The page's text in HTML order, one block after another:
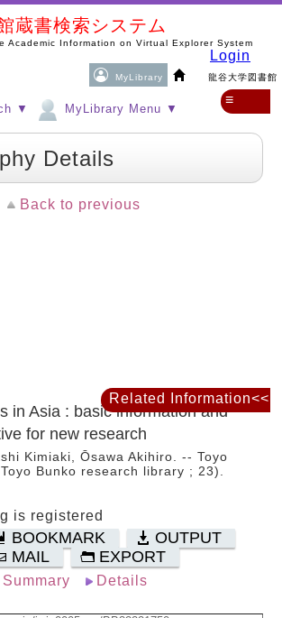
蔵書検索システム
Academic Information on Virtual Explorer System
MyLibrary 龍谷大学図書館
Login
▼ MyLibrary Menu ▼
≡
Details
Back to previous
in Asia : basic information and
for new research
Kimiaki, Ōsawa Akihiro. -- Toyo
Bunko research library ; 23).
is registered
BOOKMARK
OUTPUT
MAIL
EXPORT
Details
Related Information<<